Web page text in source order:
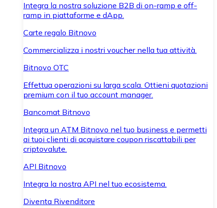
Integra la nostra soluzione B2B di on-ramp e off-
ramp in piattaforme e dApp.
Carte regalo Bitnovo
Commercializza i nostri voucher nella tua attività.
Bitnovo OTC
Effettua operazioni su larga scala. Ottieni quotazioni
premium con il tuo account manager.
Bancomat Bitnovo
Integra un ATM Bitnovo nel tuo business e permetti
ai tuoi clienti di acquistare coupon riscattabili per
criptovalute.
API Bitnovo
Integra la nostra API nel tuo ecosistema.
Diventa Rivenditore